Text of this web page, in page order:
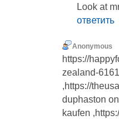
Look at
ответить
Anonymous
https://
zealand-
,https://
duphaston
kaufen